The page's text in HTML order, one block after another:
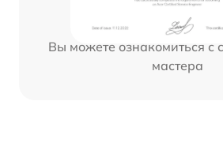
Вы можете ознакомиться с
мастера